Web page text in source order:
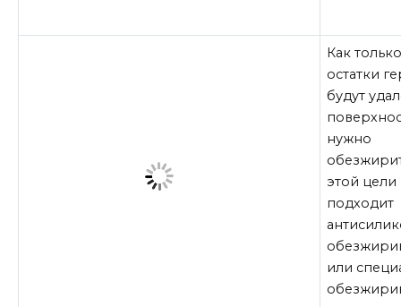
Как
остатки
будут
нужно
этой цели
подходит
или